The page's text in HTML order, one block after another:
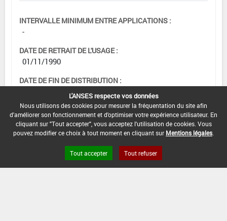
INTERVALLE MINIMUM ENTRE APPLICATIONS :
-
DATE DE RETRAIT DE L'USAGE :
01/11/1990
DATE DE FIN DE DISTRIBUTION :
DATE DE FIN D'UTILISATION :
-
L'ANSES respecte vos données
Nous utilisons des cookies pour mesurer la fréquentation du site afin
d'améliorer son fonctionnement et d'optimiser votre expérience utilisateur. En
cliquant sur "Tout accepter", vous acceptez l'utilisation de cookies. Vous
pouvez modifier ce choix à tout moment en cliquant sur Mentions légales
Tout accepter Tout refuser